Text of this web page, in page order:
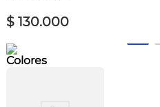
$ 130.000
Colores